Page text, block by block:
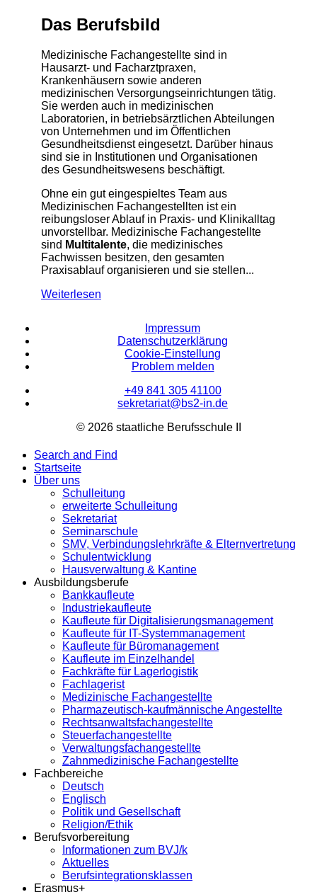
Das Berufsbild
Medizinische Fachangestellte sind in
Hausarzt- und Facharztpraxen,
Krankenhäusern sowie anderen
medizinischen Versorgungseinrichtungen tätig.
Sie werden auch in medizinischen
Laboratorien, in betriebsärztlichen Abteilungen
von Unternehmen und im Öffentlichen
Gesundheitsdienst eingesetzt. Darüber hinaus
sind sie in Institutionen und Organisationen
des Gesundheitswesens beschäftigt.
Ohne ein gut eingespieltes Team aus
Medizinischen Fachangestellten ist ein
reibungsloser Ablauf in Praxis- und Klinikalltag
unvorstellbar. Medizinische Fachangestellte
sind Multitalente, die medizinisches
Fachwissen besitzen, den gesamten
Praxisablauf organisieren und sie stellen...
Weiterlesen
Impressum
Datenschutzerklärung
Cookie-Einstellung
Problem melden
+49 841 305 41100
sekretariat@bs2-in.de
© 2026 staatliche Berufsschule II
Search and Find
Startseite
Über uns
Schulleitung
erweiterte Schulleitung
Sekretariat
Seminarschule
SMV, Verbindungslehrkräfte & Elternvertretung
Schulentwicklung
Hausverwaltung & Kantine
Ausbildungsberufe
Bankkaufleute
Industriekaufleute
Kaufleute für Digitalisierungsmanagement
Kaufleute für IT-Systemmanagement
Kaufleute für Büromanagement
Kaufleute im Einzelhandel
Fachkräfte für Lagerlogistik
Fachlagerist
Medizinische Fachangestellte
Pharmazeutisch-kaufmännische Angestellte
Rechtsanwaltsfachangestellte
Steuerfachangestellte
Verwaltungsfachangestellte
Zahnmedizinische Fachangestellte
Fachbereiche
Deutsch
Englisch
Politik und Gesellschaft
Religion/Ethik
Berufsvorbereitung
Informationen zum BVJ/k
Aktuelles
Berufsintegrationsklassen
Erasmus+